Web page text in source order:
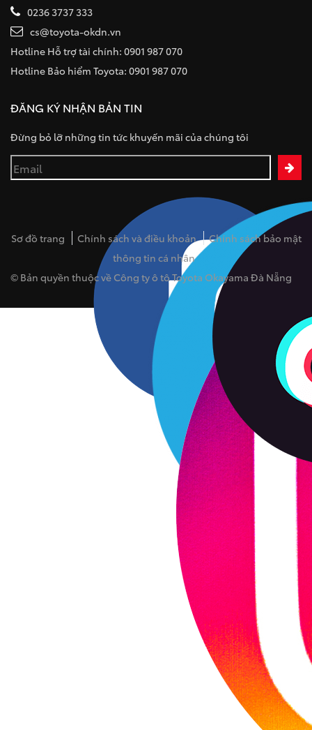
0236 3737 333
cs@toyota-okdn.vn
Hotline Hỗ trợ tài chính: 0901 987 070
Hotline Bảo hiểm Toyota: 0901 987 070
ĐĂNG KÝ NHẬN BẢN TIN
Đừng bỏ lỡ những tin tức khuyến mãi của chúng tôi
Sơ đồ trang Chính sách và điều khoản
Chính sách bảo mật
thông tin cá nhân
© Bản quyền thuộc về Công ty ô tô Toyota Okayama Đà Nẵng